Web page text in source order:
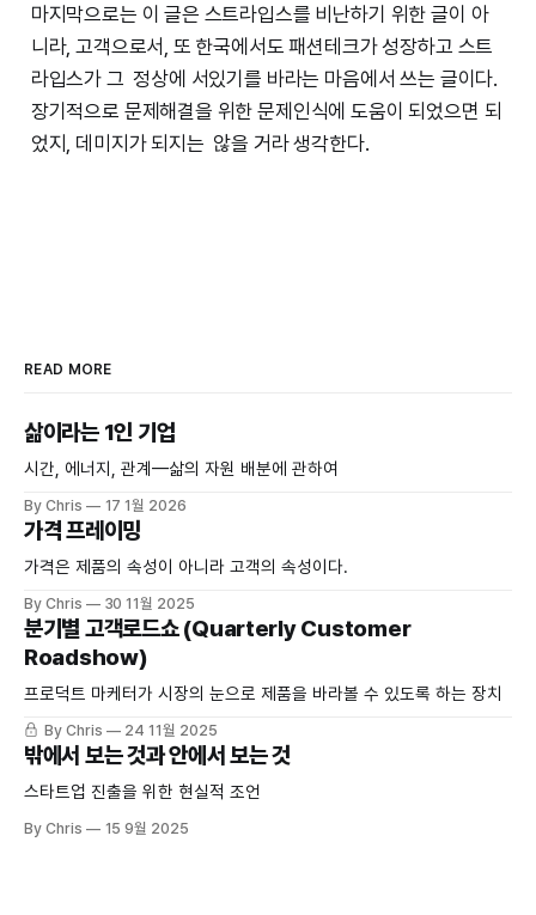
마지막으로는 이 글은 스트라입스를 비난하기 위한 글이 아
니라, 고객으로서, 또 한국에서도 패션테크가 성장하고 스트
라입스가 그 정상에 서있기를 바라는 마음에서 쓰는 글이다.
장기적으로 문제해결을 위한 문제인식에 도움이 되었으면 되
었지, 데미지가 되지는 않을 거라 생각한다.
READ MORE
삶이라는 1인 기업
시간, 에너지, 관계—삶의 자원 배분에 관하여
By Chris 17 1월 2026
가격 프레이밍
가격은 제품의 속성이 아니라 고객의 속성이다.
By Chris 30 11월 2025
분기별 고객로드쇼 (Quarterly Customer
Roadshow)
프로덕트 마케터가 시장의 눈으로 제품을 바라볼 수 있도록 하는 장치
By Chris 24 11월 2025
밖에서 보는 것과 안에서 보는 것
스타트업 진출을 위한 현실적 조언
By Chris 15 9월 2025